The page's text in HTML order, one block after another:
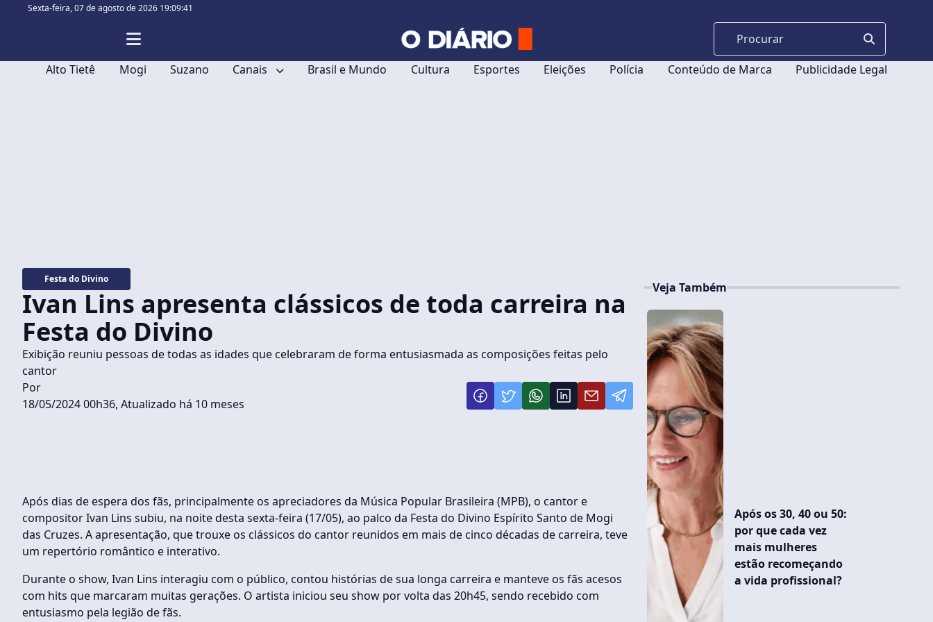
Sexta-feira,07 de agosto de 2026 19:09:42
Alto Tietê Mogi Suzano Canais Brasil e Mundo Cultura Esportes Eleições Polícia Conteúdo de Marca Publicidade Legal
Festa do Divino
Ivan Lins apresenta clássicos de toda carreira na
Festa do Divino
Exibição reuniu pessoas de todas as idades que celebraram de forma entusiasmada as composições feitas pelo
cantor
Por
18/05/2024 00h36, Atualizado há 10 meses
Após dias de espera dos fãs, principalmente os apreciadores da Música Popular Brasileira (MPB), o cantor e
compositor Ivan Lins subiu, na noite desta sexta-feira (17/05), ao palco da Festa do Divino Espírito Santo de Mogi
das Cruzes. A apresentação, que trouxe os clássicos do cantor reunidos em mais de cinco décadas de carreira, teve
um repertório romântico e interativo.
Durante o show, Ivan Lins interagiu com o público, contou histórias de sua longa carreira e manteve os fãs acesos
com hits que marcaram muitas gerações. O artista iniciou seu show por volta das 20h45, sendo recebido com
entusiasmo pela legião de fãs.
Veja Também
Após os 30, 40 ou 50:
por que cada vez
mais mulheres
estão recomeçando
a vida profissional?